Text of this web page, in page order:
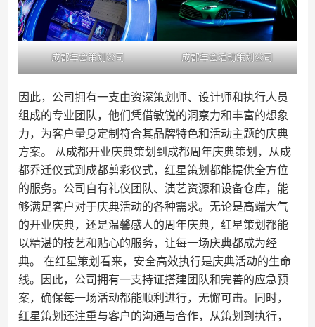
成都年会策划公司 成都年会活动策划公司
因此，公司拥有一支由资深策划师、设计师和执行人员
组成的专业团队，他们凭借敏锐的洞察力和丰富的想象
力，为客户量身定制符合其品牌特色和活动主题的庆典
方案。 从成都开业庆典策划到成都周年庆典策划，从成
都乔迁仪式到成都剪彩仪式，红星策划都能提供全方位
的服务。公司自有礼仪团队、演艺资源和设备仓库，能
够满足客户对于庆典活动的各种需求。无论是高端大气
的开业庆典，还是温馨感人的周年庆典，红星策划都能
以精湛的技艺和贴心的服务，让每一场庆典都成为经
典。 在红星策划看来，安全高效执行是庆典活动的生命
线。因此，公司拥有一支持证搭建团队和完善的应急预
案，确保每一场活动都能顺利进行，无懈可击。同时，
红星策划还注重与客户的沟通与合作，从策划到执行，